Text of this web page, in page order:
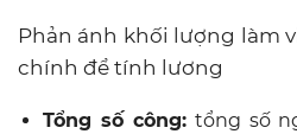
Phản ánh khối lượng làm
chính để tính lương
Tổng số công:tổng số